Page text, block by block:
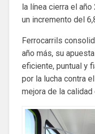
la línea cierra el
un incremento del
Ferrocarrils
año más, su
eficiente, puntual y
por la lucha contra
mejora de la calidad